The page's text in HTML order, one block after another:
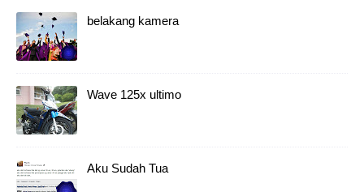
belakang kamera
Wave 125x ultimo
Aku Sudah Tua